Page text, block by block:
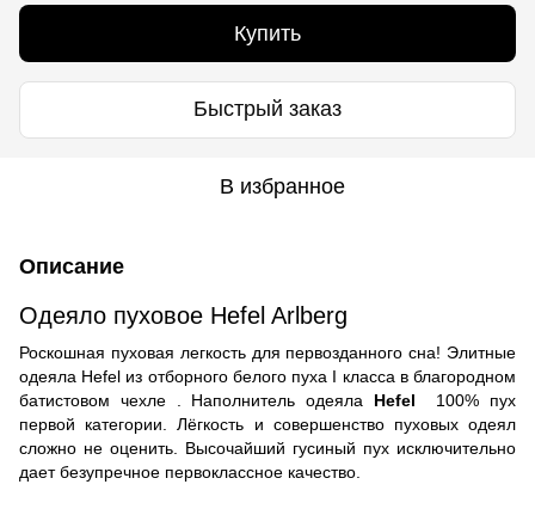
Купить
Быстрый заказ
В избранное
Описание
Одеяло пуховое Hefel Arlberg
Роскошная пуховая легкость для первозданного сна! Элитные
одеяла Hefel из отборного белого пуха I класса в благородном
батистовом чехле . Наполнитель одеяла Hefel
100% пух
первой категории. Лёгкость и совершенство пуховых одеял
сложно не оценить. Высочайший гусиный пух исключительно
дает безупречное первоклассное качество.